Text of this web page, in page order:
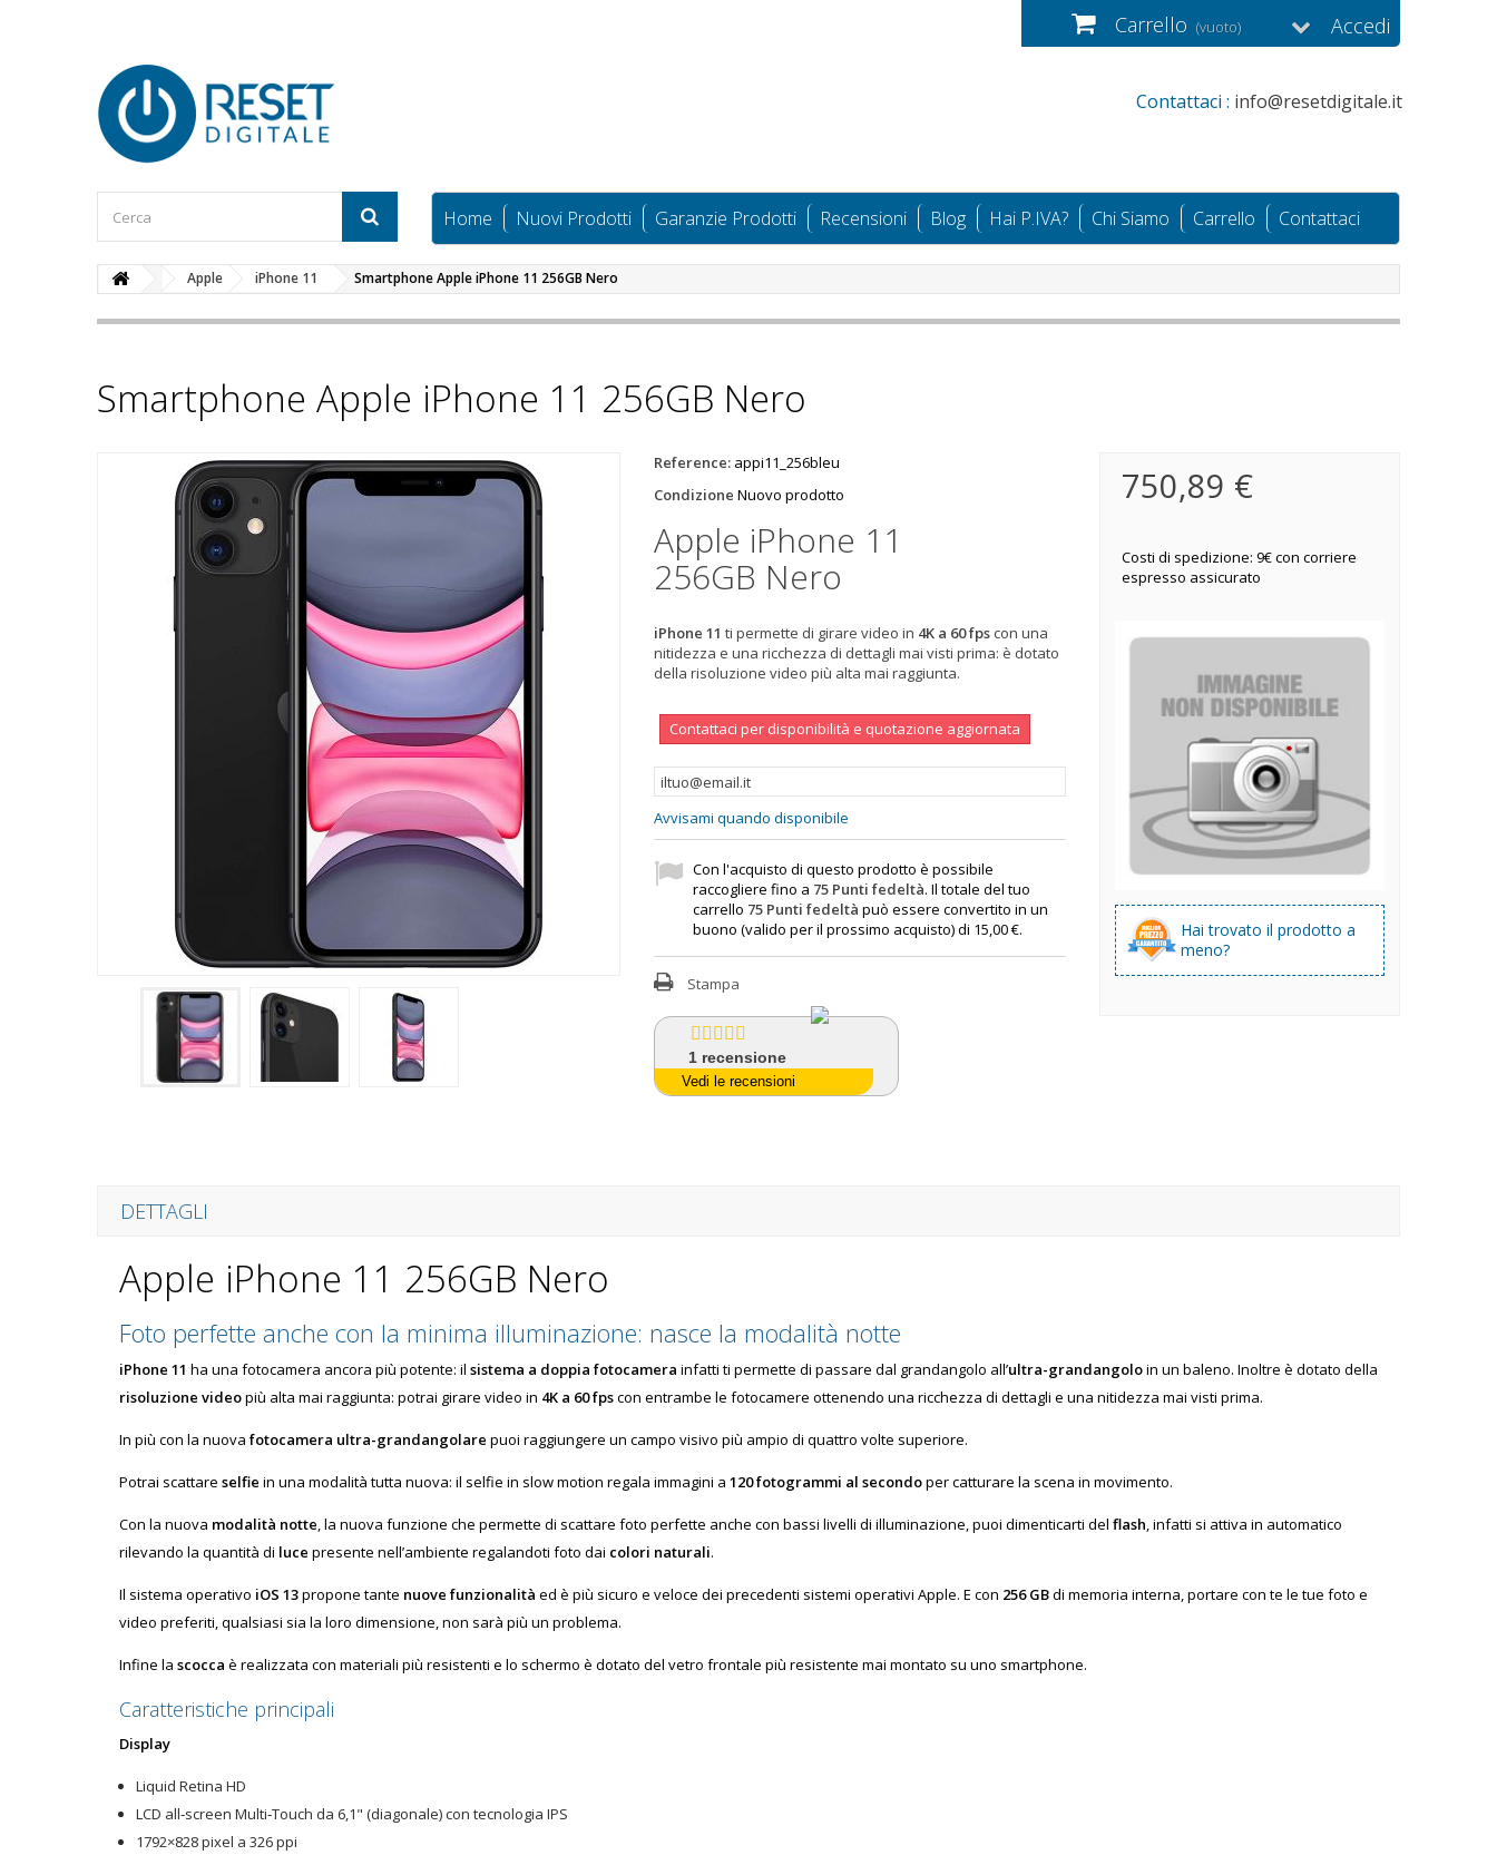
Accedi
Carrello (vuoto)
Contattaci : info@resetdigitale.it
Home Nuovi Prodotti Garanzie Prodotti Recensioni Blog Hai P.IVA? Chi Siamo Carrello Contattaci
Apple iPhone 11 Smartphone Apple iPhone 11 256GB Nero
Smartphone Apple iPhone 11 256GB Nero
Reference: appi11_256bleu
Condizione Nuovo prodotto
Apple iPhone 11
256GB Nero
iPhone 11 ti permette di girare video in 4K a 60 fps con una
nitidezza e una ricchezza di dettagli mai visti prima: è dotato
della risoluzione video più alta mai raggiunta.
Contattaci per disponibilità e quotazione aggiornata
Avvisami quando disponibile
Con l'acquisto di questo prodotto è possibile
raccogliere fino a 75 Punti fedeltà. Il totale del tuo
carrello 75 Punti fedeltà può essere convertito in un
buono (valido per il prossimo acquisto) di 15,00 €.
Stampa
1 recensione
Vedi le recensioni
750,89 €
Costi di spedizione: 9€ con corriere
espresso assicurato
Hai trovato il prodotto a
meno?
DETTAGLI
Apple iPhone 11 256GB Nero
Foto perfette anche con la minima illuminazione: nasce la modalità notte
iPhone 11 ha una fotocamera ancora più potente: il sistema a doppia fotocamera infatti ti permette di passare dal grandangolo all’ultra-grandangoloin un baleno. Inoltre è dotato della
risoluzione videopiù alta mai raggiunta: potrai girare video in 4K a 60 fpscon entrambe le fotocamere ottenendo una ricchezza di dettagli e una nitidezza mai visti prima.
In più con la nuova fotocamera ultra-grandangolare puoi raggiungere un campo visivo più ampio di quattro volte superiore.
Potrai scattare selfie in una modalità tutta nuova: il selfie in slow motion regala immagini a 120 fotogrammi al secondoper catturare la scena in movimento.
Con la nuova modalità notte, la nuova funzione che permette di scattare foto perfette anche con bassi livelli di illuminazione, puoi dimenticarti del flash, infatti si attiva in automatico
rilevando la quantità di luce presente nell’ambiente regalandoti foto dai colori naturali.
Il sistema operativo iOS 13propone tante nuove funzionalità ed è più sicuro e veloce dei precedenti sistemi operativi Apple. E con 256 GBdi memoria interna, portare con te le tue foto e
video preferiti, qualsiasi sia la loro dimensione, non sarà più un problema.
Infine la scocca è realizzata con materiali più resistenti e lo schermo è dotato del vetro frontale più resistente mai montato su uno smartphone.
Caratteristiche principali
Display
Liquid Retina HD
LCD all‑screen Multi‑Touch da 6,1" (diagonale) con tecnologia IPS
1792×828 pixel a 326 ppi